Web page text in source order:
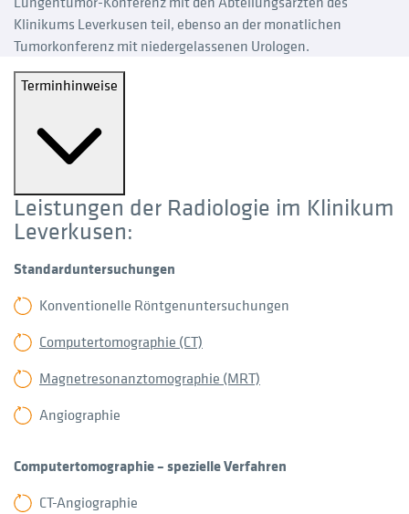
Klinikums Leverkusen teil, ebenso an der monatlichen
Tumorkonferenz mit niedergelassenen Urologen.
Terminhinweise
Leistungen der Radiologie im Klinikum
Leverkusen:
Standarduntersuchungen
Konventionelle Röntgenuntersuchungen
Computertomographie (CT)
Magnetresonanztomographie (MRT)
Angiographie
Computertomographie – spezielle Verfahren
CT-Angiographie